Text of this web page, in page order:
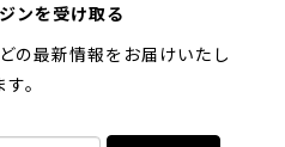
【 柴犬 毛色3色】マグカップ お家用 プレゼント コーギーブラザーズ 犬 うちの子
ンを受け取る
の最新情報をお届けいたし
す。